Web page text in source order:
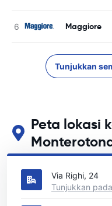
Maggiore
Tunjukkan
Peta lokasi
Lihat lokasi sewa kereta
Via Righi, 24
Tunjukkan